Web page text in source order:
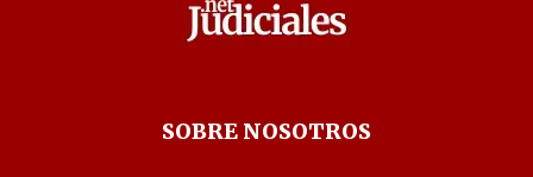
SOBRE NOSOTROS